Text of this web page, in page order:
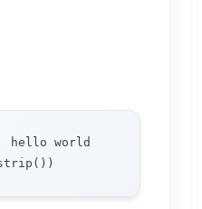
hello world       "